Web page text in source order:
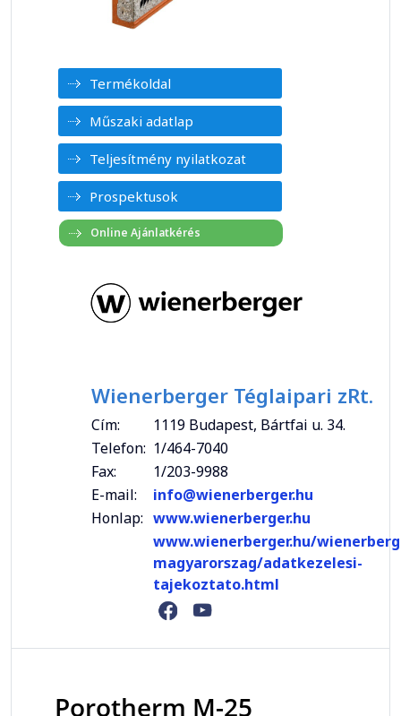
Termékoldal
Műszaki adatlap
Teljesítmény nyilatkozat
Prospektusok
Wienerberger Téglaipari zRt.
Cím:
1119 Budapest, Bártfai u. 34.
Telefon: 1/464-7040
Fax:
1/203-9988
E-mail:
info@wienerberger.hu
Honlap: www.wienerberger.hu
www.wienerberger.hu/
magyarorszag/adatkezelesi-
tajekoztato.html
Porotherm M-25